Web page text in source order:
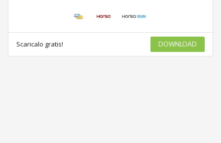
Scaricalo gratis! DOWNLOAD